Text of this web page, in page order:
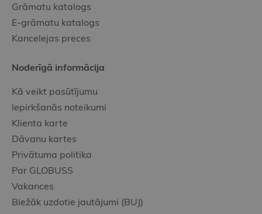
Grāmatu katalogs
E-grāmatu katalogs
Kancelejas preces
Noderīgā informācija
Kā veikt pasūtījumu
Iepirkšanās noteikumi
Klienta karte
Dāvanu kartes
Privātuma politika
Par GLOBUSS
Vakances
Biežāk uzdotie jautājumi (BUJ)